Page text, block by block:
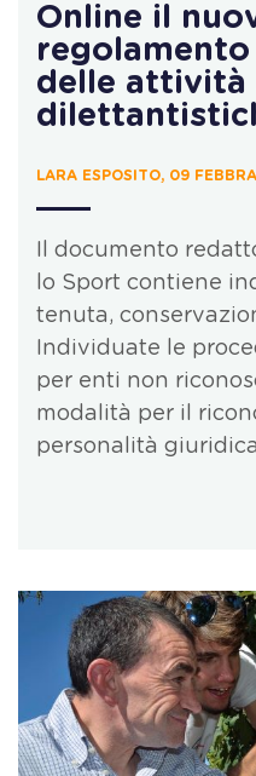
Online il
delle attività
LARA ESPOSITO, 09
Il documento
lo Sport contiene
tenuta,
Individuate le
per enti non
modalità per il
personalità giuridica